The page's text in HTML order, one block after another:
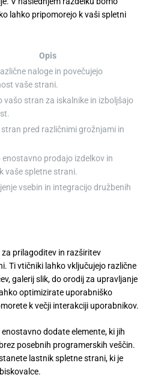
lahko pripomorejo k vaši spletni
Opis
naloge in povečujejo
vaše strani.
vašo stran za iskalnike in izboljšajo
pred različnimi grožnjami in
enostavno prodajo izdelkov in
vaše spletne strani.
vsebin in integracijo družbenih
prilagoditev in razširitev
Ti vtičniki lahko vključujejo različne
galerij slik, do orodij za upravljanje
optimizirate uporabniško
k večji interakciji uporabnikov.
dodate elemente, ki jih
posebnih programerskih veščin.
lastnik spletne strani, ki je